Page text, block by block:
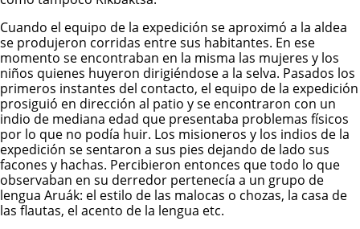
Cuando el equipo de la expedición se aproximó a la aldea
se produjeron corridas entre sus habitantes. En ese
momento se encontraban en la misma las mujeres y los
niños quienes huyeron dirigiéndose a la selva. Pasados los
primeros instantes del contacto, el equipo de la expedición
prosiguió en dirección al patio y se encontraron con un
indio de mediana edad que presentaba problemas físicos
por lo que no podía huir. Los misioneros y los indios de la
expedición se sentaron a sus pies dejando de lado sus
facones y hachas. Percibieron entonces que todo lo que
observaban en su derredor pertenecía a un grupo de
lengua Aruák: el estilo de las malocas o chozas, la casa de
las flautas, el acento de la lengua etc.